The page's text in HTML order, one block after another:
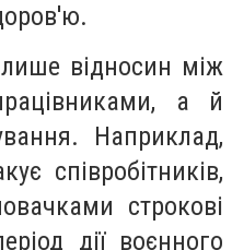
відносин між
а й
Наприклад,
співробітників,
строкові
дії воєнного